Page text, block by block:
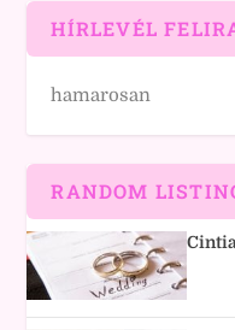
HÍRLEVÉL
hamarosan
RANDOM